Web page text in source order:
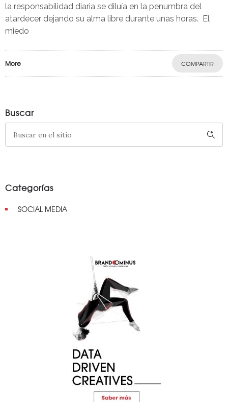
la responsabilidad diaria se diluía en la penumbra del
atardecer dejando su alma libre durante unas horas. El
miedo
More COMPARTIR
Buscar
Categorías
SOCIAL MEDIA